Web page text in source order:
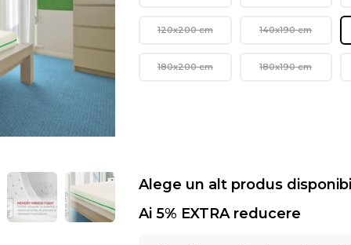
120x200 cm 140x190 cm
180x200 cm 180x190 cm
Alege un alt produs
Ai 5% EXTRA reducere